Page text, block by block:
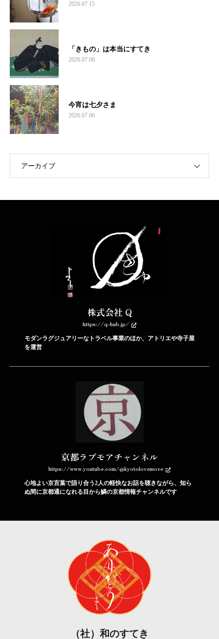
2026.07.15
「きもの」は本当にすてき
2026.07.08
今宵は七夕さま
2026.07.06
アーカイブ
株式会社 Q
https://q-hub.jp/
モダンラグジュアリーなトラベル事業のほか、アトリエや寺子屋
を運営
京都ラブモアチャンネル
https://www.youtube.com/@kyotolovemore
心地よい京言葉で語り合う2人の軽快なお話を聴きながら、知ら
ぬ間に京都通になれる目から鱗の京都情報チャンネルです
（社）和のすてき